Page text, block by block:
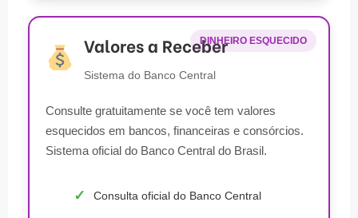
DINHEIRO ESQUECIDO
Valores a Receber
Sistema do Banco Central
Consulte gratuitamente se você tem valores
esquecidos em bancos, financeiras e consórcios.
Sistema oficial do Banco Central do Brasil.
Consulta oficial do Banco Central